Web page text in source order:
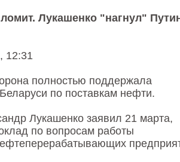
Лукашенко "нагнул"
12:31
полностью поддержала
по поставкам нефти.
Лукашенко заявил 21 марта,
по вопросам работы